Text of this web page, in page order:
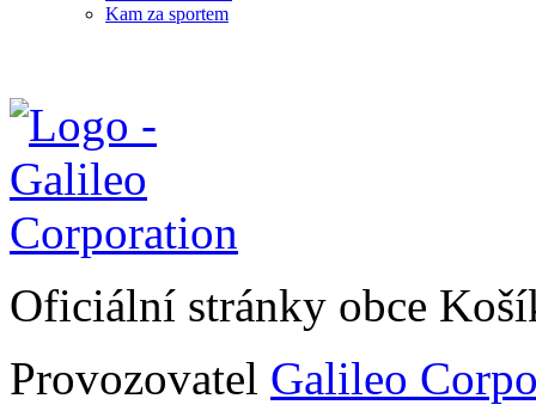
Kam za sportem
Oficiální stránky obce
Provozovatel Galileo